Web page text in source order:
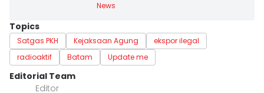
News
Topics
Satgas PKH Kejaksaan Agung
ekspor ilegal
radioaktif
Batam Update me
Editorial Team
Editor